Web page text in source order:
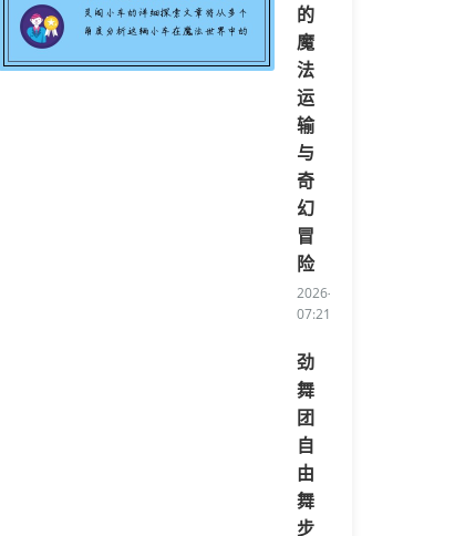
的
魔
法
运
输
与
奇
幻
冒
险
2026-08-03
07:21:34/li>
劲
舞
团
自
由
舞
步